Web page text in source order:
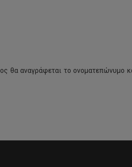
θα αναγράφεται το ονοματεπώνυμο